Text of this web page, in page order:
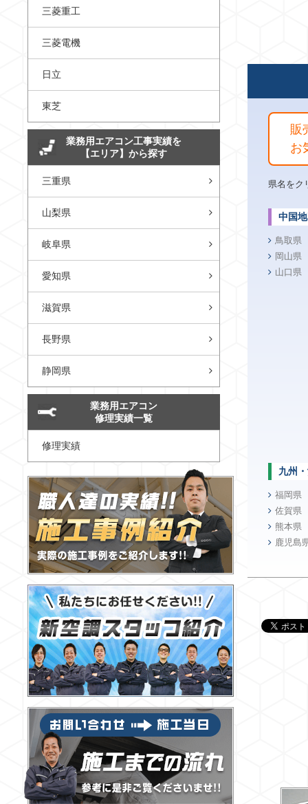
販
お
県名をク
中国
鳥取県
岡山県
山口県
九州
福岡県
佐賀県
熊本県
鹿児島
三菱重工
三菱電機
日立
東芝
業務用エアコン工事実績を
【エリア】から探す
三重県
山梨県
岐阜県
愛知県
滋賀県
長野県
静岡県
業務用エアコン
修理実績一覧
修理実績